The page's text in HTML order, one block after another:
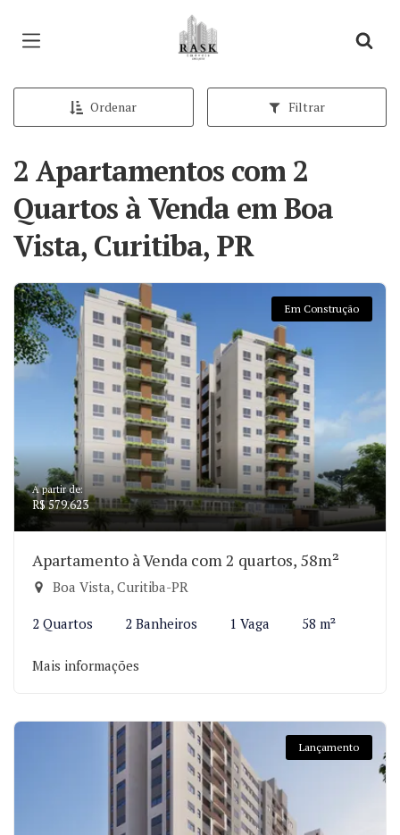
Página inicial
Ordenar Filtrar
2 Apartamentos com 2
Quartos à Venda em Boa
Vista, Curitiba, PR
Em Construção
A partir de:
R$ 579.623
Apartamento à Venda com 2 quartos, 58m²
Boa Vista, Curitiba-PR
2 Quartos 2 Banheiros 1 Vaga 58 m²
Mais informações
Lançamento